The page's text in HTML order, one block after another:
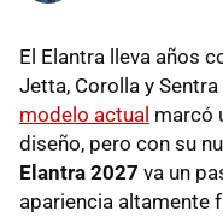
El Elantra lleva años
Jetta, Corolla y Sentra
modelo actual marcó
diseño, pero con su
Elantra 2027 va un
apariencia altamente